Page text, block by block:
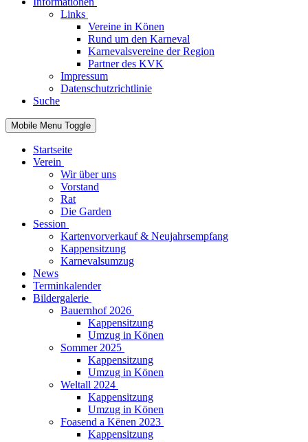
Links
Vereine in Könen
Rund um den Karneval
Karnevalsvereine der Region
Partner des KVK
Impressum
Datenschutzrichtlinie
Suche
Mobile Menu Toggle
Startseite
Verein
Wir über uns
Vorstand
Rat
Die Garden
Session
Kartenvorverkauf & Neujahrsempfang
Kappensitzung
Karnevalsumzug
News
Terminkalender
Bildergalerie
Bauernhof 2026
Kappensitzung
Umzug in Könen
Sommer 2025
Kappensitzung
Umzug in Könen
Weltall 2024
Kappensitzung
Umzug in Könen
Foasend a Kënen 2023
Kappensitzung